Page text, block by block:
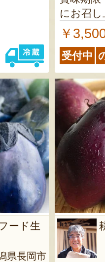
にお召
￥
受付中
ード生
県長岡市